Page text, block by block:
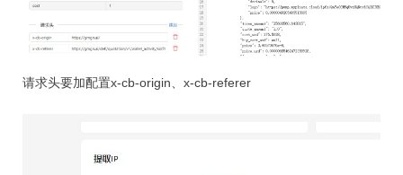
请求头要加配置x-cb-origin、x-cb-referer